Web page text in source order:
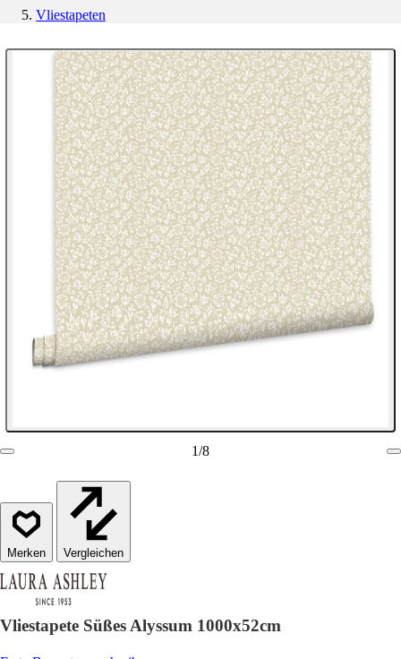
Vliestapeten
1/8
Vergleichen
Vliestapete Süßes Alyssum 1000x52cm